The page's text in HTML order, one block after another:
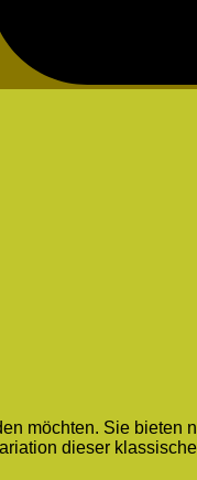
möchten. Sie bieten
dieser